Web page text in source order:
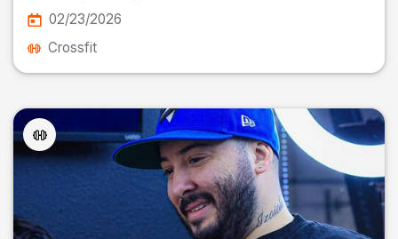
02/23/2026
Crossfit